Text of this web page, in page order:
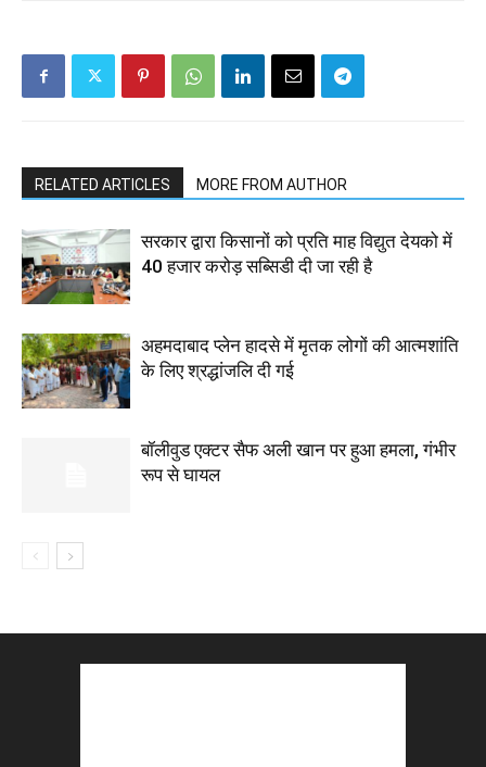
RELATED ARTICLES MORE FROM AUTHOR
सरकार द्वारा किसानों को प्रति माह विद्युत देयको में
40 हजार करोड़ सब्सिडी दी जा रही है
अहमदाबाद प्लेन हादसे में मृतक लोगों की आत्मशांति
के लिए श्रद्धांजलि दी गई
बॉलीवुड एक्टर सैफ अली खान पर हुआ हमला, गंभीर
रूप से घायल